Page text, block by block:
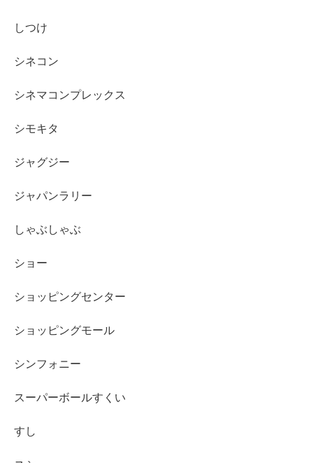
しつけ
シネコン
シネマコンプレックス
シモキタ
ジャグジー
ジャパンラリー
しゃぶしゃぶ
ショー
ショッピングセンター
ショッピングモール
シンフォニー
スーパーボールすくい
すし